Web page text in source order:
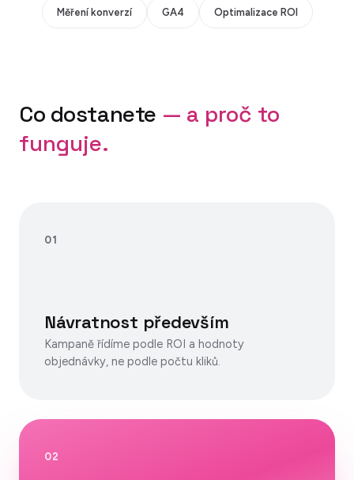
Měření konverzí GA4 Optimalizace ROI
Co dostanete — a proč to
funguje.
01
Návratnost především
Kampaně řídíme podle ROI a hodnoty
objednávky, ne podle počtu kliků.
02